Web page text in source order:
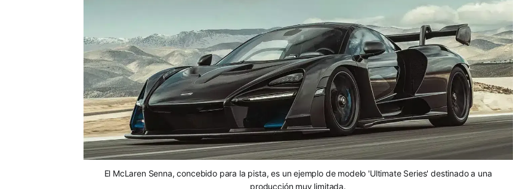
El McLaren Senna, concebido para la pista, es un ejemplo de modelo 'Ultimate Series' destinado a una
producción muy limitada.